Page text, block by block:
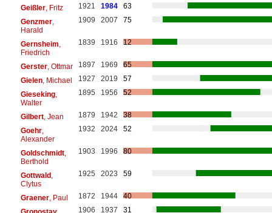
Geißler, Fritz 1921 1984
63
Genzmer,
Harald
1909 2007 75
Gernsheim
Friedrich
1839 1916 12
Gerster, Ottmar 1897 1969
65
Gielen, Michael 1927 2019
57
Gieseking,
Walter
1895 1956 52
Gilbert, Jean 1879 1942
38
Goehr,
Alexander
1932 2024 52
Goldschmidt,
Berthold
1903 1996 80
Gottwald,
Clytus
1925 2023 59
Graener, Paul 1872 1944
40
1906 1937 31